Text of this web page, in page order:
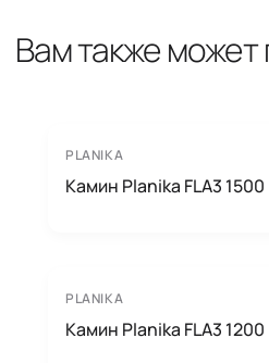
Вам также может
PLANIKA
Камин Planika FLA3 1500
PLANIKA
Камин Planika FLA3 1200